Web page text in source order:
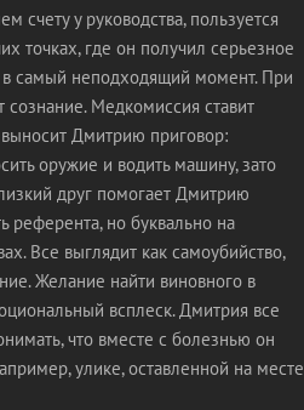
счету у руководства, пользуется
точках, где он получил серьезное
в самый неподходящий момент. При
Медкомиссия ставит
Дмитрию приговор:
оружие и водить машину, зато
друг помогает Дмитрию
референта, но буквально на
Все выглядит как самоубийство,
Желание найти виновного в
всплеск. Дмитрия все
что вместе с болезнью он
улике, оставленной на месте